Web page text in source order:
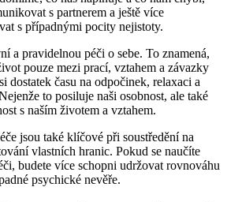
s partnerem a ještě více
s případnými pocity nejistoty.
a pravidelnou péči o sebe. To znamená,
pouze mezi prací, vztahem a závazky
dostatek času na odpočinek, relaxaci a
to posiluje naši osobnost, ale také
s naším životem a vztahem.
jsou také klíčové při soustředění na
vlastních hranic. Pokud se naučíte
budete více schopni udržovat rovnováhu
psychické nevěře.